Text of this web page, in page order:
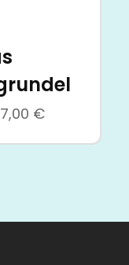
7,00 €